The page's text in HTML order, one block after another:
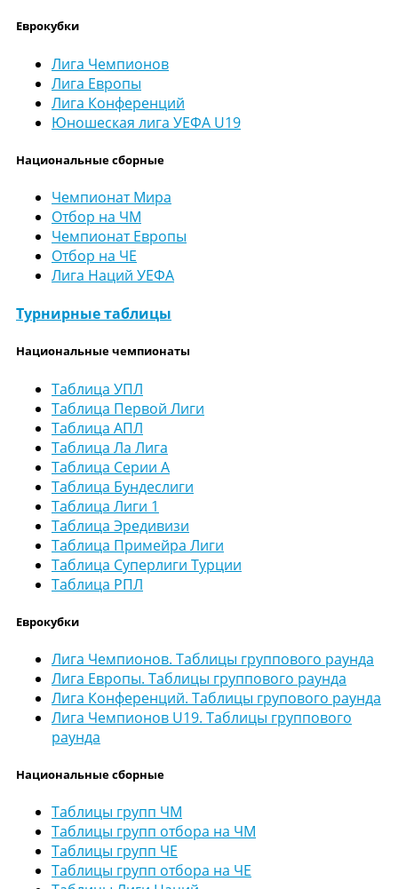
Еврокубки
Лига Чемпионов
Лига Европы
Лига Конференций
Юношеская лига УЕФА U19
Национальные сборные
Чемпионат Мира
Отбор на ЧМ
Чемпионат Европы
Отбор на ЧЕ
Лига Наций УЕФА
Турнирные таблицы
Национальные чемпионаты
Таблица УПЛ
Таблица Первой Лиги
Таблица АПЛ
Таблица Ла Лига
Таблица Серии А
Таблица Бундеслиги
Таблица Лиги 1
Таблица Эредивизи
Таблица Примейра Лиги
Таблица Суперлиги Турции
Таблица РПЛ
Еврокубки
Лига Чемпионов. Таблицы группового раунда
Лига Европы. Таблицы группового раунда
Лига Конференций. Таблицы групового раунда
Лига Чемпионов U19. Таблицы группового
раунда
Национальные сборные
Таблицы групп ЧМ
Таблицы групп отбора на ЧМ
Таблицы групп ЧЕ
Таблицы групп отбора на ЧЕ